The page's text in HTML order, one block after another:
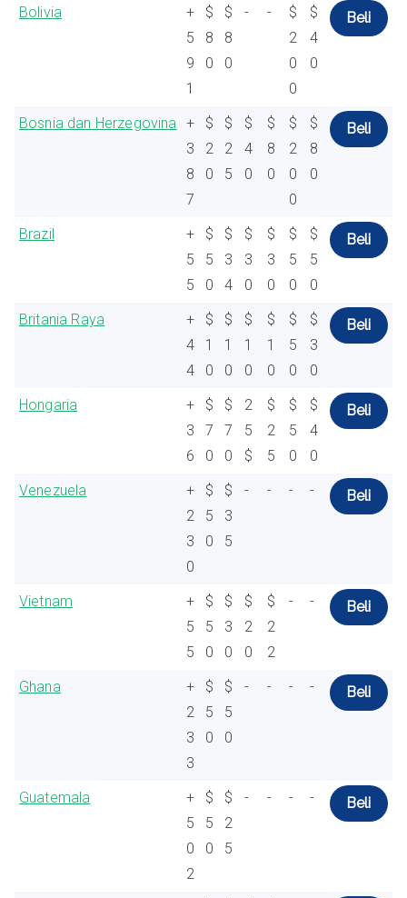
Bolivia
+
5
9
1
$
8
0
$
8
0
- -
$
2
0
0
$
4
0
Beli
Bosnia dan Herzegovina +
3
8
7
$
2
0
$
2
5
$
4
0
$
8
0
$
2
0
0
$
8
0
Beli
Brazil
+
5
5
$
5
0
$
3
4
$
3
0
$
3
0
$
5
0
$
5
0
Beli
Britania Raya
+
4
4
$
1
0
$
1
0
$
1
0
$
1
0
$
5
0
$
3
0
Beli
Hongaria
+
3
6
$
7
0
$
7
0
2
5
$
$
2
5
$
5
0
$
4
0
Beli
Venezuela
+
2
3
0
$
5
0
$
3
5
- - - - Beli
Vietnam
+
5
5
$
5
0
$
3
0
$
2
0
$
2
2
- - Beli
Ghana
+
2
3
3
$
5
0
$
5
0
- - - - Beli
Guatemala
+
5
0
2
$
5
0
$
2
5
- - - - Beli